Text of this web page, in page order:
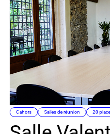
Cahors Salles de réunion 20